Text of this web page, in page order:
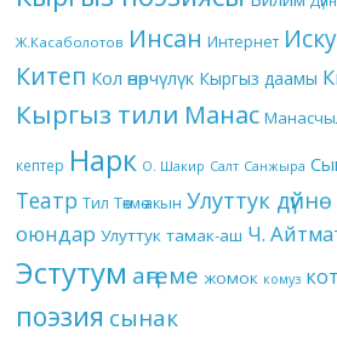
Ж.Касаболотов Инсан Интернет
Китеп Кол өнөрчүлүк Кыргыз даамы
Кыргыз тили Манас
кептер Нарк О. Шакир Салт Санжыра
Театр Тил Төкмө акын Улуттук
оюндар Улуттук тамак-аш Ч.
Эстутум аңгеме жомок комуз
поэзия сынак